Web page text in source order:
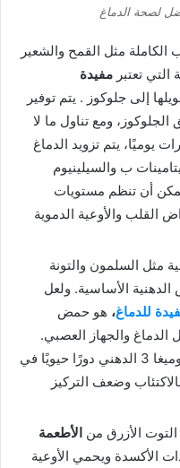
لصحة الدماغ
الكاملة مثل القمح والشعير
تعتبر مفيدة
إلى جلوكوز . يتم توفير
ومع تناول ما لا
يوميًا، يتم تزويد الدماغ
ب والسيلينيوم
يمكن أن تنظم مستويات
القلب والأوعية الدموية
مثل السلمون والتونة
الدهنية الأساسية. ولعل
للدماغ، هو حمض
لعمل الدماغ والجهاز العصبي.
بالإضافة إلى ذلك، يلعب حمض أوميغا 3 الدهني دورًا حيويًا في
وضعف التركيز
التوت الأزرق من الأطعمة
الأكسدة ويحمي الأوعية